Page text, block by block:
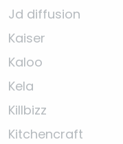
Jd diffusion
Kaiser
Kaloo
Kela
Killbizz
Kitchencraft